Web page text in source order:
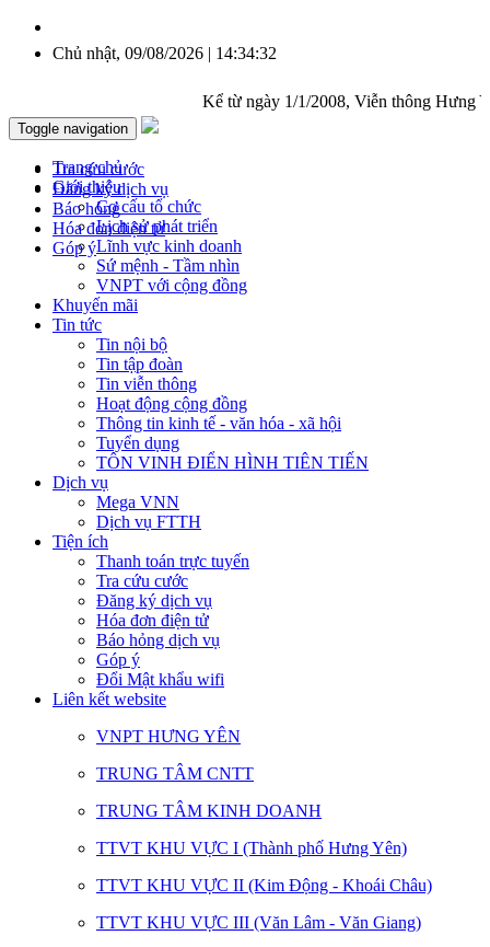
Tra cứu cước
Đăng ký dịch vụ
Báo hỏng
Hóa đơn điện tử
Góp ý
Chủ nhật, 09/08/2026 | 14:34:33
Kể từ ngày 1/1/2008, Viễn thông Hưng
Toggle navigation
Trang chủ
Giới thiệu
Cơ cấu tổ chức
Lịch sử phát triển
Lĩnh vực kinh doanh
Sứ mệnh - Tầm nhìn
VNPT với cộng đồng
Khuyến mãi
Tin tức
Tin nội bộ
Tin tập đoàn
Tin viễn thông
Hoạt động cộng đồng
Thông tin kinh tế - văn hóa - xã hội
Tuyển dụng
TÔN VINH ĐIỂN HÌNH TIÊN TIẾN
Dịch vụ
Mega VNN
Dịch vụ FTTH
Tiện ích
Thanh toán trực tuyến
Tra cứu cước
Đăng ký dịch vụ
Hóa đơn điện tử
Báo hỏng dịch vụ
Góp ý
Đổi Mật khẩu wifi
Liên kết website
VNPT HƯNG YÊN
TRUNG TÂM CNTT
TRUNG TÂM KINH DOANH
TTVT KHU VỰC I (Thành phố Hưng Yên)
TTVT KHU VỰC II (Kim Động - Khoái Châu)
TTVT KHU VỰC III (Văn Lâm - Văn Giang)